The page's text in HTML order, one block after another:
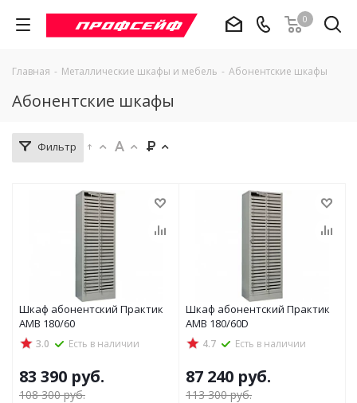
0
Главная - Металлические шкафы и мебель - Абонентские шкафы
Абонентские шкафы
Фильтр
Шкаф абонентский Практик
AMB 180/60
3.0 Есть в наличии
83 390 руб.
108 300руб.
Шкаф абонентский Практик
AMB 180/60D
4.7 Есть в наличии
87 240 руб.
113 300руб.